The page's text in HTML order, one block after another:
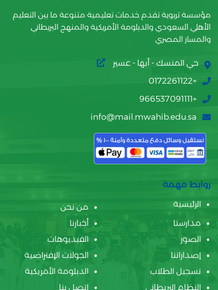
مؤسسة تربوية تقدم خدمات تعليمية متنوعة ما بين التعليم
الأهلي السعودي والدبلومة الأمريكية والمنهج البريطاني
والمسار المصري
حي المنسك - أبها - عسير
+0172261122
+966537091111
info@mail.mwahib.edu.sa
روابط مهمة
الرئيسية
من نحن
مدارسنا
أخبارنا
الصور
الفيديوهات
إصداراتنا
الجولات الإفتراضية
تسجيل الطلاب
الدبلومة الأمريكية
النظام البريطاني
اتصل بنا